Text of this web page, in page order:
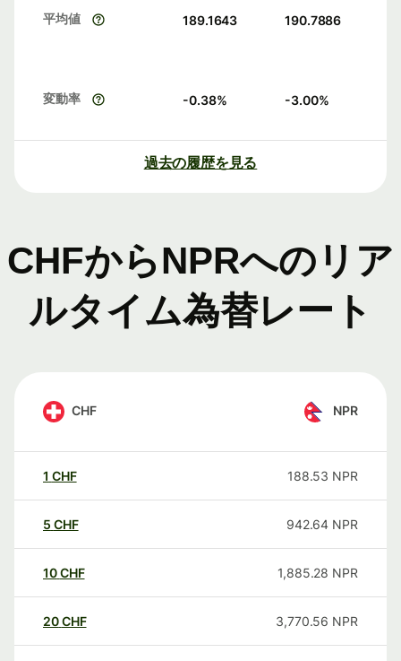
平均値 189.1643 190.7886
変動率 -0.38% -3.00%
過去の履歴を見る
CHFからNPRへのリア
ルタイム為替レート
CHF NPR
1 CHF 188.53 NPR
5 CHF 942.64 NPR
10CHF 1,885.28 NPR
20CHF 3,770.56 NPR